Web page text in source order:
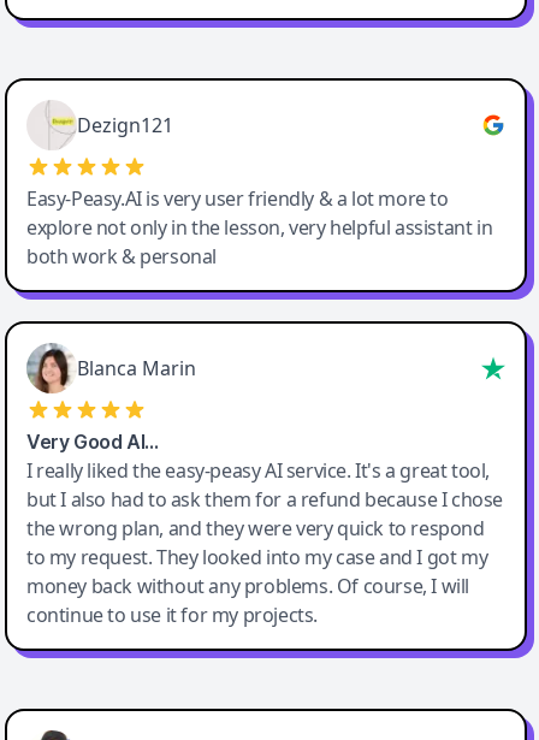
Easy-Peasy AI
Dezign121
Easy-Peasy.AI is very user friendly & a lot more to
explore not only in the lesson, very helpful assistant in
both work & personal
Blanca Marin
Very Good AI…
I really liked the easy-peasy AI service. It's a great tool,
but I also had to ask them for a refund because I chose
the wrong plan, and they were very quick to respond
to my request. They looked into my case and I got my
money back without any problems. Of course, I will
continue to use it for my projects.
Easy-Peasy AI